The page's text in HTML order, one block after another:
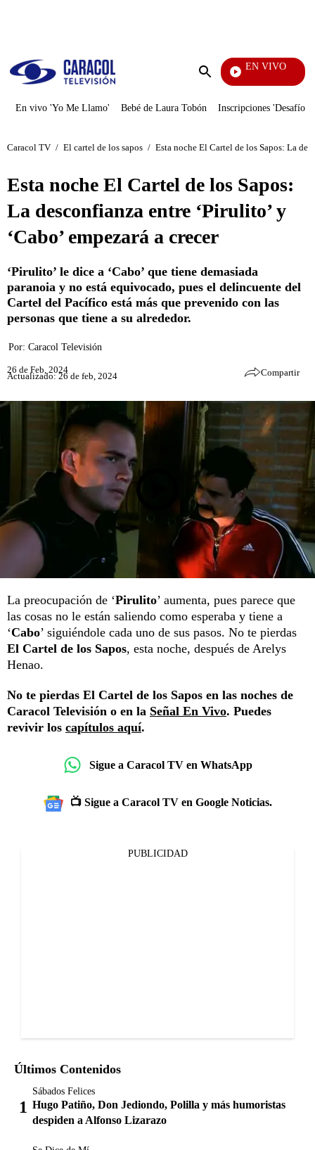
Enviar
EN VIVO
También Caerás
En vivo 'Yo Me Llamo' Bebé de Laura Tobón Inscripciones 'Desafío'
Caracol TV / El cartel de los sapos / Esta noche El Cartel de los Sapos: La
Esta noche El Cartel de los Sapos:
La desconfianza entre ‘Pirulito’ y
‘Cabo’ empezará a crecer
‘Pirulito’ le dice a ‘Cabo’ que tiene demasiada
paranoia y no está equivocado, pues el delincuente del
Cartel del Pacífico está más que prevenido con las
personas que tiene a su alrededor.
Por: Caracol Televisión
26 de Feb, 2024
Actualizado: 26 de feb, 2024 Compartir
La preocupación de ‘Pirulito’ aumenta, pues parece que
las cosas no le están saliendo como esperaba y tiene a
‘Cabo’ siguiéndole cada uno de sus pasos. No te pierdas
El Cartel de los Sapos, esta noche, después de Arelys
Henao.
No te pierdas El Cartel de los Sapos en las noches de
Caracol Televisión o en la Señal En Vivo. Puedes
revivir los capítulos aquí.
Sigue a Caracol TV en WhatsApp
📺 Sigue a Caracol TV en Google Noticias.
PUBLICIDAD
Últimos Contenidos
Sábados Felices
Hugo Patiño, Don Jediondo, Polilla y más humoristas
despiden a Alfonso Lizarazo